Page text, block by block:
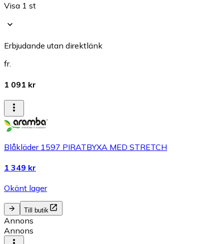
Visa 1 st
Erbjudande utan direktlänk
fr.
1 091 kr
Blåkläder 1597 PIRATBYXA MED STRETCH
1 349 kr
Okänt lager
Till butik
Annons
Annons